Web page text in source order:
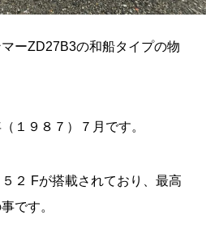
ーZD27B3の和船タイプの物
１９８７）７月です。
２ Fが搭載されており、最高
です。